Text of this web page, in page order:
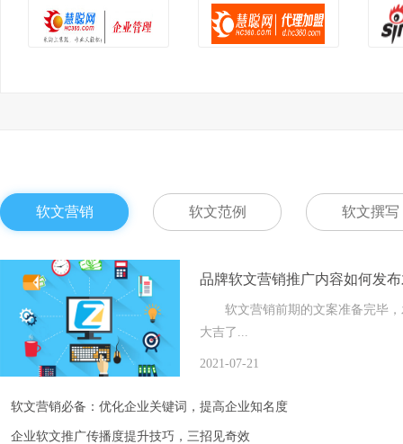
软文营销 软文范例 软文撰写
品牌软文营销推广内容如何发
软文营销前期的文案准备完毕，
大吉了...
2021-07-21
软文营销必备：优化企业关键词，提高企业知名度
企业软文推广传播度提升技巧，三招见奇效